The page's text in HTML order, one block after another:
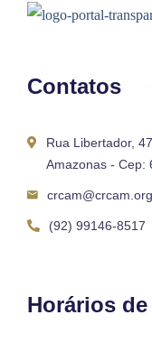
Contatos
Rua Libertador,
Amazonas - Cep:
(92) 99146-8517
Horários